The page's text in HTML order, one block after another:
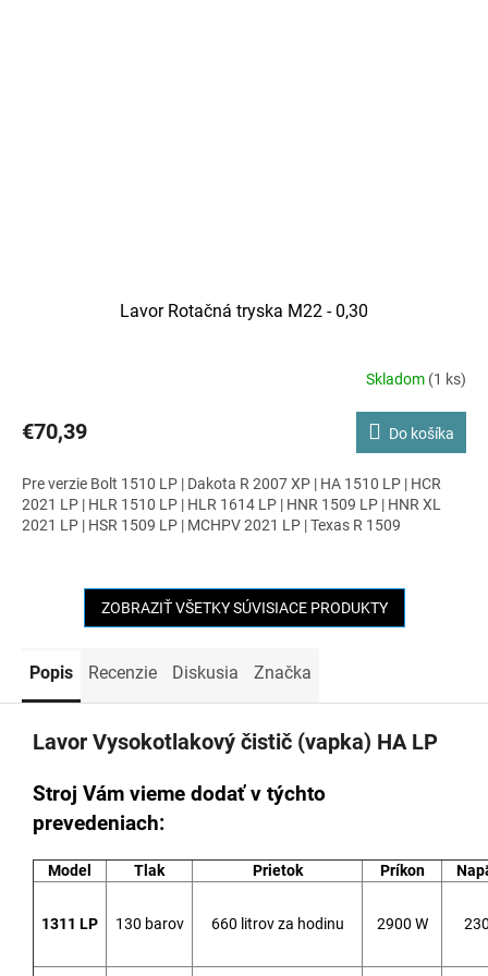
Lavor Rotačná tryska M22 - 0,30
Skladom (1 ks)
€70,39 Do košíka
Pre verzie Bolt 1510 LP | Dakota R 2007 XP | HA 1510 LP | HCR
2021 LP | HLR 1510 LP | HLR 1614 LP | HNR 1509 LP | HNR XL
2021 LP | HSR 1509 LP | MCHPV 2021 LP | Texas R 1509
ZOBRAZIŤ VŠETKY SÚVISIACE PRODUKTY
Popis Recenzie Diskusia Značka
Lavor Vysokotlakový čistič (vapka) HA LP
Stroj Vám vieme dodať v týchto
prevedeniach:
Model Tlak Prietok Príkon
1311 LP 130 barov 660 litrov za hodinu 2900 W